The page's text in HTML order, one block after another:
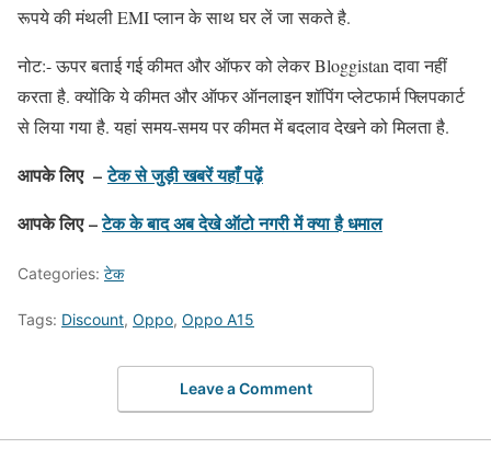
रूपये की मंथली EMI प्लान के साथ घर लें जा सकते है.
नोट:- ऊपर बताई गई कीमत और ऑफर को लेकर Bloggistan दावा नहीं
करता है. क्योंकि ये कीमत और ऑफर ऑनलाइन शॉपिंग प्लेटफार्म फ्लिपकार्ट
से लिया गया है. यहां समय-समय पर कीमत में बदलाव देखने को मिलता है.
आपके लिए –टेक से जुड़ी खबरें यहाँ पढ़ें
आपके लिए –टेक के बाद अब देखे ऑटो नगरी में क्या है धमाल
Categories: टेक
Tags: Discount, Oppo, Oppo A15
Leave a Comment